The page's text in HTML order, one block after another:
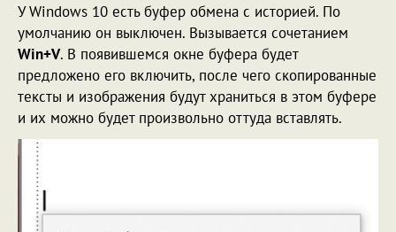
У Windows 10 есть буфер обмена с историей. По
умолчанию он выключен. Вызывается сочетанием
Win+V. В появившемся окне буфера будет
предложено его включить, после чего скопированные
тексты и изображения будут храниться в этом буфере
и их можно будет произвольно оттуда вставлять.